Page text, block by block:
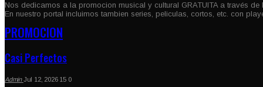
Nos dedicamos a la promocion musical y cultural GRATUITA a través de
En nuestro portal incluimos tambien series, peliculas, cortos, etc. con
PROMOCION
Casi Perfectos
AdminJul 12, 2026 15 0